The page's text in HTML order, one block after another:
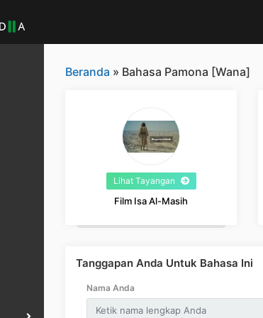
Beranda » Bahasa Pamona [Wana]
Lihat Tayangan
Film Isa Al-Masih
Tanggapan Anda Untuk Bahasa Ini
Nama Anda